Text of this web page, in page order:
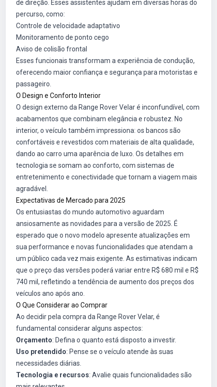
de direção. Esses assistentes ajudam em diversas horas do
percurso, como:
Controle de velocidade adaptativo
Monitoramento de ponto cego
Aviso de colisão frontal
Esses funcionais transformam a experiência de condução,
oferecendo maior confiança e segurança para motoristas e
passageiro.
O Design e Conforto Interior
O design externo da Range Rover Velar é inconfundível, com
acabamentos que combinam elegância e robustez. No
interior, o veículo também impressiona: os bancos são
confortáveis e revestidos com materiais de alta qualidade,
dando ao carro uma aparência de luxo. Os detalhes em
tecnologia se somam ao conforto, com sistemas de
entretenimento e conectividade que tornam a viagem mais
agradável.
Expectativas de Mercado para 2025
Os entusiastas do mundo automotivo aguardam
ansiosamente as novidades para a versão de 2025. É
esperado que o novo modelo apresente atualizações em
sua performance e novas funcionalidades que atendam a
um público cada vez mais exigente. As estimativas indicam
que o preço das versões poderá variar entre R$ 680 mil e R$
740 mil, refletindo a tendência de aumento dos preços dos
veículos ano após ano.
O Que Considerar ao Comprar
Ao decidir pela compra da Range Rover Velar, é
fundamental considerar alguns aspectos:
Orçamento: Defina o quanto está disposto a investir.
Uso pretendido: Pense se o veículo atende às suas
necessidades diárias.
Tecnologia e recursos: Avalie quais funcionalidades são